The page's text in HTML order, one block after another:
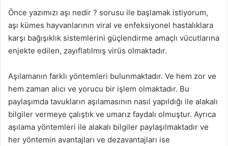
Önce yazımızı aşı nedir ? sorusu ile başlamak istiyorum,
aşı kümes hayvanlarının viral ve enfeksiyonel hastalıklara
karşı bağışıklık sistemlerini güçlendirme amaçlı vücutlarına
enjekte edilen, zayıflatılmış virüs olmaktadır.
Aşılamanın farklı yöntemleri bulunmaktadır. Ve hem zor ve
hem zaman alıcı ve yorucu bir işlem olmaktadır. Bu
paylaşımda tavukların aşılamasının nasıl yapıldığı ile alakalı
bilgiler vermeye çalıştık ve umarız faydalı olmuştur. Ayrıca
aşılama yöntemleri ile alakalı bilgiler paylaşılmaktadır ve
her yöntemin avantajları ve dezavantajları ise